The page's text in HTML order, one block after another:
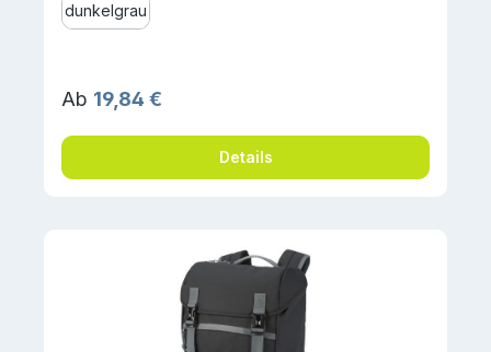
dunkelgrau
Regulärer Preis:
Ab 19,84 €
Details